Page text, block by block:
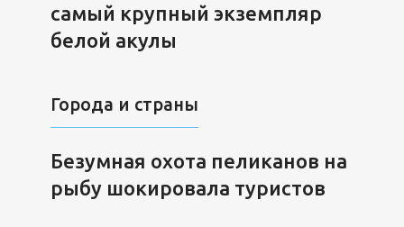
самый крупный экземпляр
белой акулы
Города и страны
Безумная охота пеликанов на
рыбу шокировала туристов